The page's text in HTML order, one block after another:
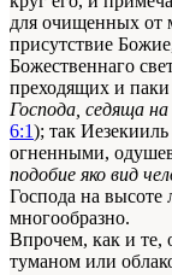
для очищенных от
присутствие
Божественнаго
преходящих и
Господа, седяща
6:1); так
огненными,
подобие яко вид
Господа на
многообразно.
Впрочем, как и те,
туманом или